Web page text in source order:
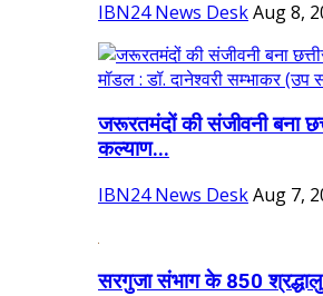
IBN24 News DeskAug 8,
जरूरतमंदों की संजीवनी बना
कल्याण...
IBN24 News DeskAug 7,
सरगुजा संभाग के 850 श्रद्धालु